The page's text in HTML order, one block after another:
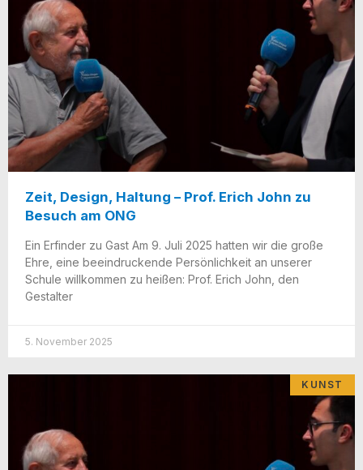
Zeit, Design, Haltung – Prof. Erich John zu
Besuch am ONG
Ein Erfin­der zu Gast Am 9. Juli 2025 hat­ten wir die gro­ße
Ehre, eine beein­dru­cken­de Per­sön­lich­keit an unse­rer
Schu­le will­kom­men zu hei­ßen: Prof. Erich John, den
Gestalter
5. November 2025
KUNST